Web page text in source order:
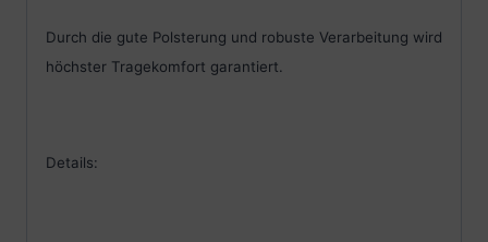
Durch die gute Polsterung und robuste Verarbeitung wird
höchster Tragekomfort garantiert.
Details: